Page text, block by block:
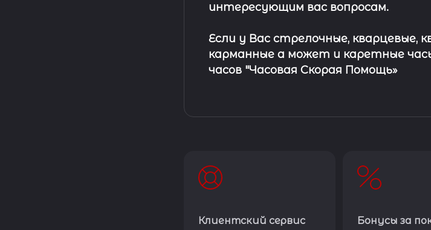
интересующим вас вопросам.
Если у Вас стрелочные, кварцевые,
карманные а может и каретные
часов "Часовая Скорая Помощь»
Клиентский сервис Бонусы за